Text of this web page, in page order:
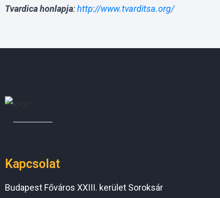
Tvardica honlapja:http://www.tvarditsa.org/
Kapcsolat
Budapest Főváros XXIII. kerület Soroksár